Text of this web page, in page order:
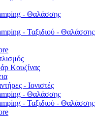
- Θαλάσσης
- Ταξιδιού - Θαλάσσης
Κουζίνας
- Ιονιστές
- Θαλάσσης
- Ταξιδιού - Θαλάσσης